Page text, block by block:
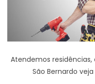
Atendemos
São Bernardo